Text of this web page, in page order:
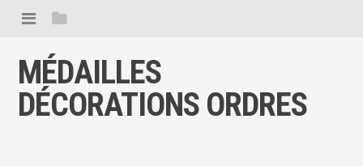
MÉDAILLES
DÉCORATIONS ORDRES